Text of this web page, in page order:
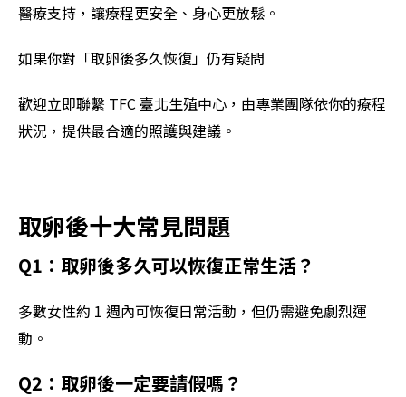
醫療支持，讓療程更安全、身心更放鬆。
如果你對「取卵後多久恢復」仍有疑問
歡迎立即聯繫 TFC 臺北生殖中心，由專業團隊依你的療程
狀況，提供最合適的照護與建議。
取卵後十大常見問題
Q1：取卵後多久可以恢復正常生活？
多數女性約 1 週內可恢復日常活動，但仍需避免劇烈運
動。
Q2：取卵後一定要請假嗎？